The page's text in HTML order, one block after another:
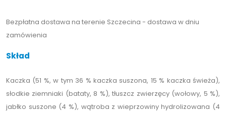
Bezpłatna dostawa na terenie Szczecina - dostawa w dniu
zamówienia
Skład
Kaczka (51 %, w tym 36 % kaczka suszona, 15 % kaczka świeża),
słodkie ziemniaki (bataty, 8 %), tłuszcz zwierzęcy (wołowy, 5 %),
jabłko suszone (4 %), wątroba z wieprzowiny hydrolizowana (4